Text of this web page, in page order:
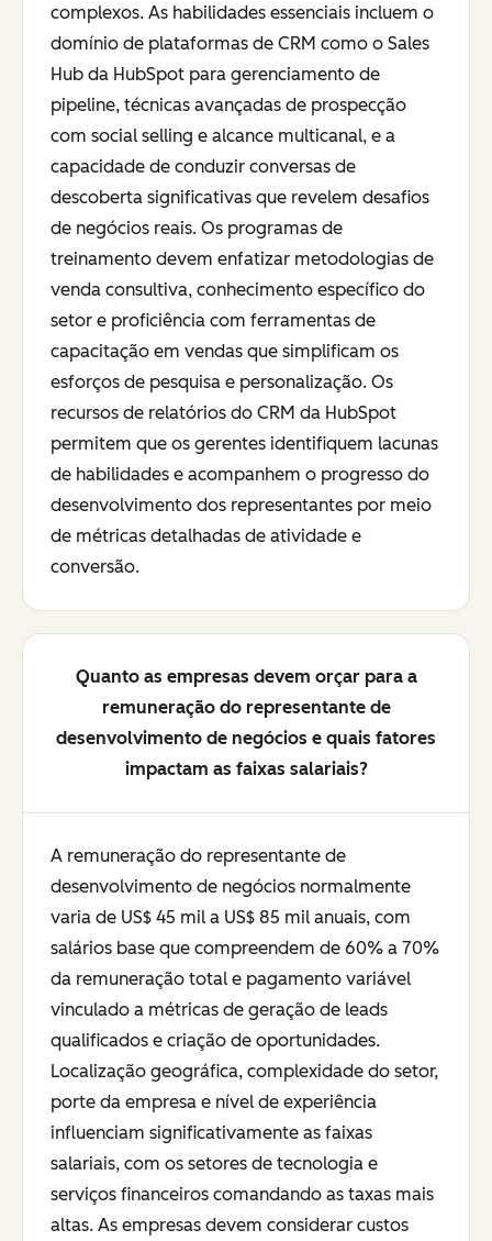
complexos. As habilidades essenciais incluem o
domínio de plataformas de CRM como o Sales
Hub da HubSpot para gerenciamento de
pipeline, técnicas avançadas de prospecção
com social selling e alcance multicanal, e a
capacidade de conduzir conversas de
descoberta significativas que revelem desafios
de negócios reais. Os programas de
treinamento devem enfatizar metodologias de
venda consultiva, conhecimento específico do
setor e proficiência com ferramentas de
capacitação em vendas que simplificam os
esforços de pesquisa e personalização. Os
recursos de relatórios do CRM da HubSpot
permitem que os gerentes identifiquem lacunas
de habilidades e acompanhem o progresso do
desenvolvimento dos representantes por meio
de métricas detalhadas de atividade e
conversão.
Quanto as empresas devem orçar para a
remuneração do representante de
desenvolvimento de negócios e quais fatores
impactam as faixas salariais?
A remuneração do representante de
desenvolvimento de negócios normalmente
varia de US$ 45 mil a US$ 85 mil anuais, com
salários base que compreendem de 60% a 70%
da remuneração total e pagamento variável
vinculado a métricas de geração de leads
qualificados e criação de oportunidades.
Localização geográfica, complexidade do setor,
porte da empresa e nível de experiência
influenciam significativamente as faixas
salariais, com os setores de tecnologia e
serviços financeiros comandando as taxas mais
altas. As empresas devem considerar custos